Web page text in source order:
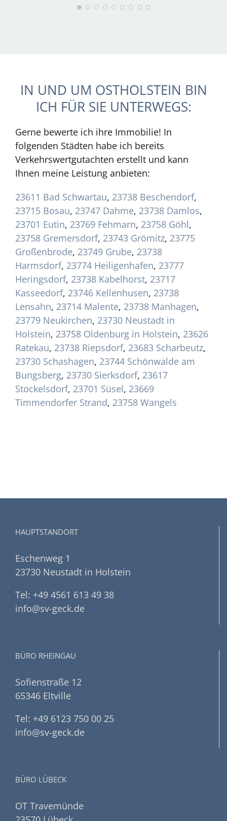
IN UND UM OSTHOLSTEIN BIN
ICH FÜR SIE UNTERWEGS:
Gerne bewerte ich ihre Immobilie! In
folgenden Städten habe ich bereits
Verkehrswertgutachten erstellt und kann
Ihnen meine Leistung anbieten:
23611 Bad Schwartau, 23738 Beschendorf,
23715 Bosau, 23747 Dahme, 23738 Damlos,
23701 Eutin, 23769 Fehmarn, 23758 Göhl,
23758 Gremersdorf, 23743 Grömitz, 23775
Großenbrode, 23749 Grube, 23738
Harmsdorf, 23774 Heiligenhafen, 23777
Heringsdorf, 23738 Kabelhorst, 23717
Kasseedorf, 23746 Kellenhusen, 23738
Lensahn, 23714 Malente, 23738 Manhagen,
23779 Neukirchen, 23730 Neustadt in
Holstein, 23758 Oldenburg in Holstein, 23626
Ratekau, 23738 Riepsdorf, 23683 Scharbeutz,
23730 Schashagen, 23744 Schönwalde am
Bungsberg, 23730 Sierksdorf, 23617
Stockelsdorf, 23701 Süsel, 23669
Timmendorfer Strand, 23758 Wangels
HAUPTSTANDORT
Eschenweg 1
23730 Neustadt in Holstein
Tel: +49 4561 613 49 38
info@sv-geck.de
BÜRO RHEINGAU
Sofienstraße 12
65346 Eltville
Tel: +49 6123 750 00 25
info@sv-geck.de
BÜRO LÜBECK
OT Travemünde